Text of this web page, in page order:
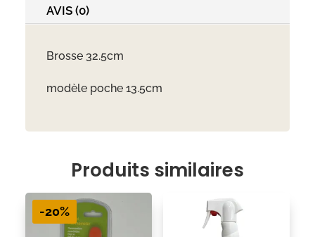
AVIS (0)
Brosse 32.5cm
modèle poche 13.5cm
Produits similaires
-20%